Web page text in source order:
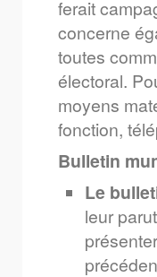
ferait
concerne
toutes
électoral.
moyens
fonction,
Bulletin
Le
leur